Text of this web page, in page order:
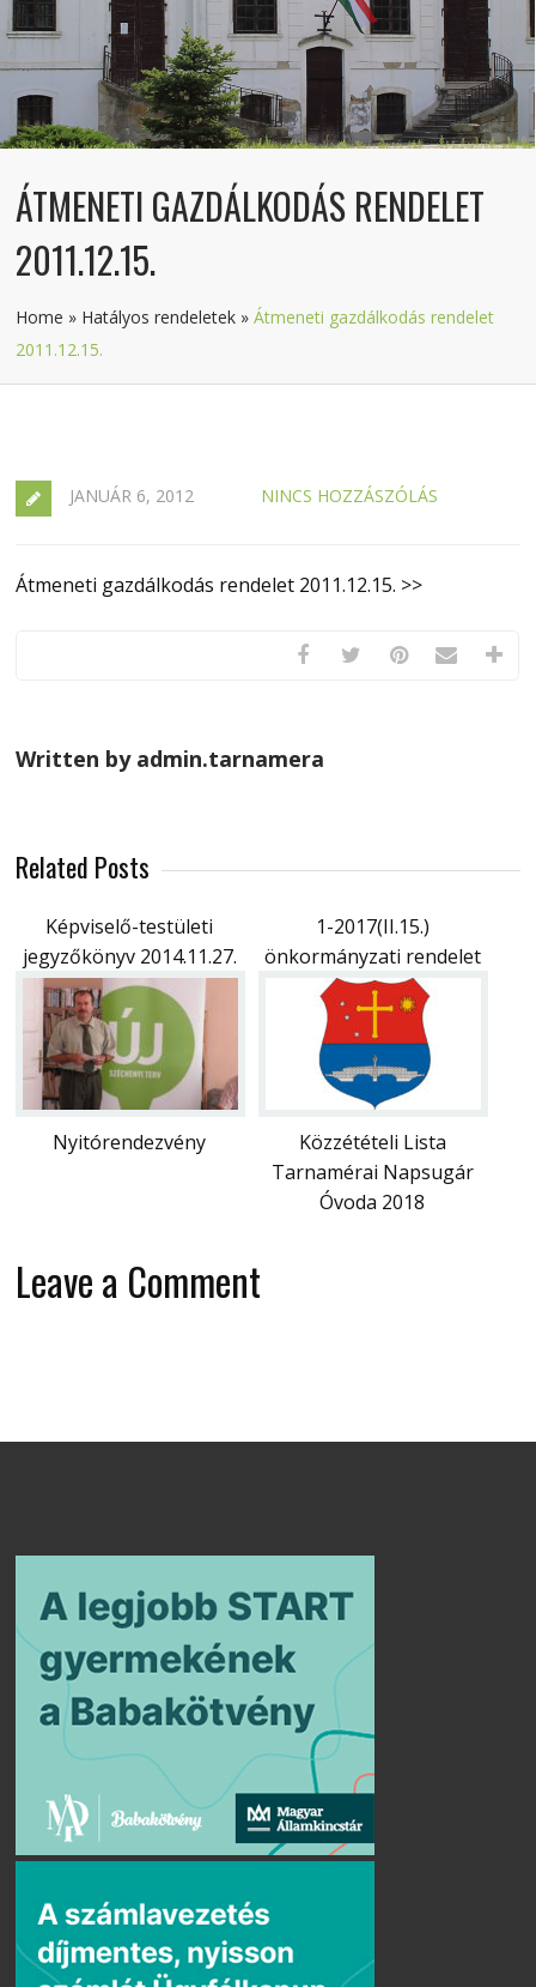
ÁTMENETI GAZDÁLKODÁS RENDELET
2011.12.15.
Home » Hatályos rendeletek »Átmeneti gazdálkodás rendelet
2011.12.15.
JANUÁR 6, 2012 NINCS HOZZÁSZÓLÁS
Átmeneti gazdálkodás rendelet 2011.12.15. >>
Written by admin.tarnamera
Related Posts
Képviselő-testületi
jegyzőkönyv 2014.11.27.
1-2017(II.15.)
önkormányzati rendelet
Nyitórendezvény
Közzétételi Lista
Tarnamérai Napsugár
Óvoda 2018
Leave a Comment